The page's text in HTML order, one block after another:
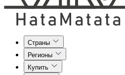
Страны
Регионы
Купить